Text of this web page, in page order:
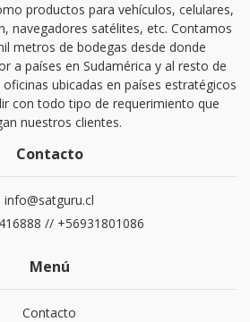
productos para vehículos, celulares,
navegadores satélites, etc. Contamos
metros de bodegas desde donde
a países en Sudamérica y al resto de
ubicadas en países estratégicos
con todo tipo de requerimiento que
nuestros clientes.
Contacto
info@satguru.cl
// +56931801086
Menú
Contacto